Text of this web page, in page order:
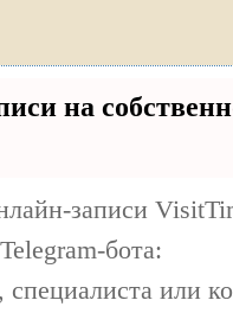
на
записи
бота:
специалиста или